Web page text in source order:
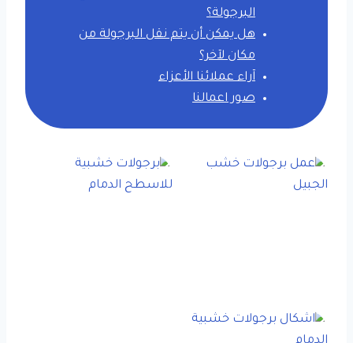
البرجولة؟
هل يمكن أن يتم نقل البرجولة من
مكان لآخر؟
آراء عملائنا الأعزاء
صور اعمالنا